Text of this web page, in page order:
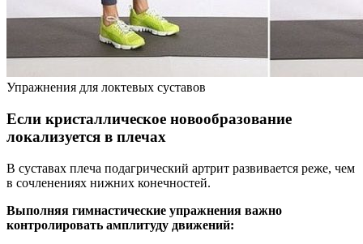
Упражнения для локтевых суставов
Если кристаллическое новообразование
локализуется в плечах
В суставах плеча подагрический артрит развивается реже, чем
в сочленениях нижних конечностей.
Выполняя гимнастические упражнения важно
контролировать амплитуду движений: